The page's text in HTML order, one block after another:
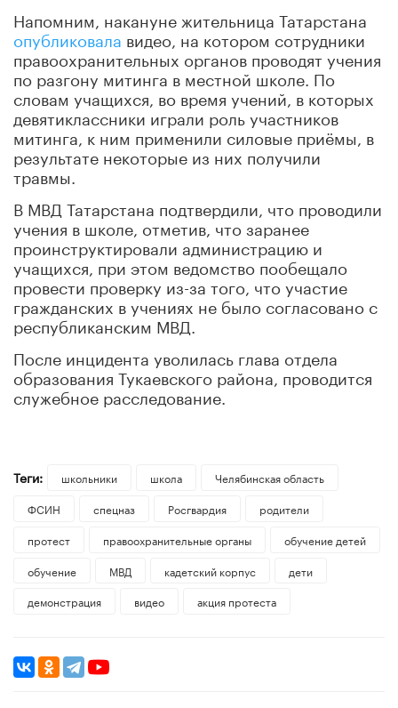
Напомним, накануне жительница Татарстана
опубликовала видео, на котором сотрудники
правоохранительных органов проводят учения
по разгону митинга в местной школе. По
словам учащихся, во время учений, в которых
девятиклассники играли роль участников
митинга, к ним применили силовые приёмы, в
результате некоторые из них получили
травмы.
В МВД Татарстана подтвердили, что проводили
учения в школе, отметив, что заранее
проинструктировали администрацию и
учащихся, при этом ведомство пообещало
провести проверку из-за того, что участие
гражданских в учениях не было согласовано с
республиканским МВД.
После инцидента уволилась глава отдела
образования Тукаевского района, проводится
служебное расследование.
Теги: школьники школа
Челябинская область
ФСИН
спецназ Росгвардия
родители
протест
правоохранительные органы
обучение детей
обучение
МВД кадетский корпус
дети
демонстрация
видео акция протеста